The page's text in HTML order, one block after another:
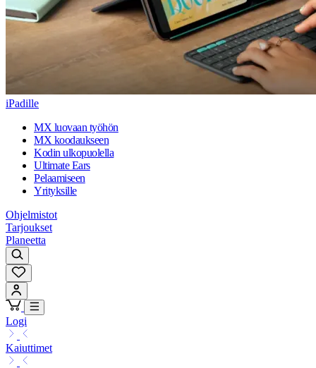
iPadille
MX luovaan työhön
MX koodaukseen
Kodin ulkopuolella
Ultimate Ears
Pelaamiseen
Yrityksille
Ohjelmistot
Tarjoukset
Planeetta
Logi
Kaiuttimet